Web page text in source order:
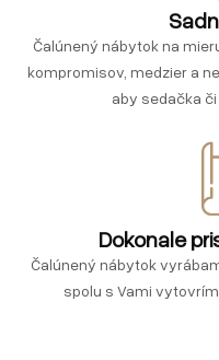
Čalúnený nábytok na
kompromisov, medzier a
aby sedačka
Dokonale
Čalúnený nábytok
spolu s Vami